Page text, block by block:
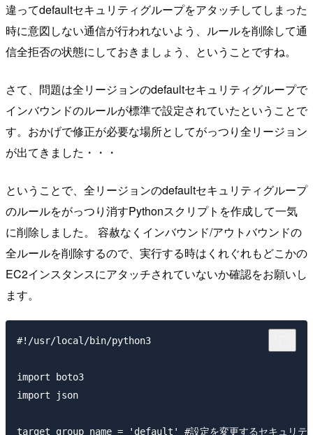
違ってdefaultセキュリティグループをアタッチしてしまった
時に意図しない通信が行われないよう、ルールを削除して通
信全拒否の状態にしておきましょう、ということですね。
さて、問題は全リージョンのdefaultセキュリティグループで
インバウンドのルールが標準で設定されていたということで
す。おかげで修正が必要な場所としてがっつり全リージョン
が出てきました・・・
ということで、全リージョンのdefaultセキュリティグループ
のルールをがっつり消すPythonスクリプトを作成して一気
に削除しました。 容赦なくインバウンド/アウトバウンドの
全ルールを削除するので、実行する時はくれぐれもどこかの
EC2インスタンスにアタッチされていないか確認をお願いし
ます。
#!/usr/local/bin/python3
import boto3
import json
target_group_name = 'default' #設定を変更するセキュリテ